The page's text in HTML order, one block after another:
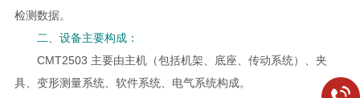
检测数据。
二、设备主要构成：
CMT2503 主要由主机（包括机架、底座、传动系统）、夹
具、变形测量系统、软件系统、电气系统构成。